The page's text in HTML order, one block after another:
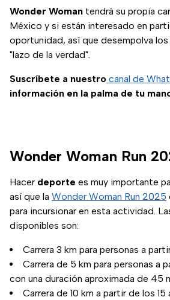
Wonder Woman tendrá su propia
México y si están interesado en
oportunidad, así que desempolva los
"lazo de la verdad".
Suscríbete a nuestro canal de
información en la palma de tu
Wonder Woman Run
Hacer deporte es muy importante
así que la Wonder Woman Run 2025
para incursionar en esta actividad.
disponibles son:
Carrera 3 km para personas a
Carrera de 5 km para personas a
con una duración aproximada de 45
Carrera de 10 km a partir de los 15